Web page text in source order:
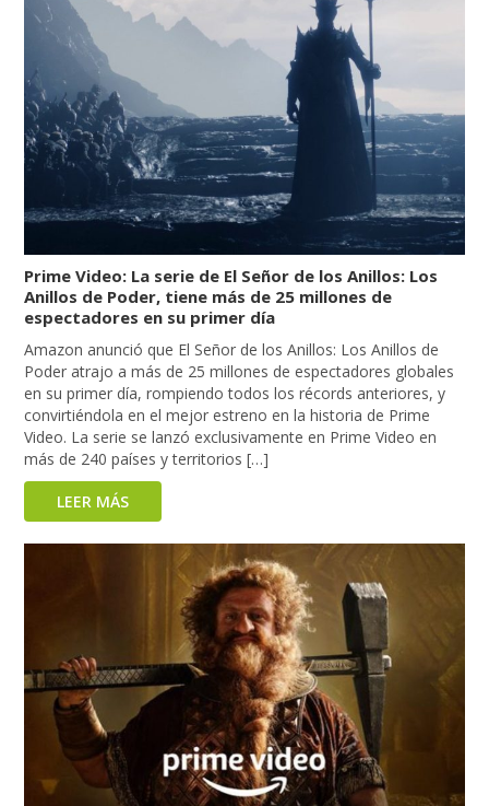
Prime Video: La serie de El Señor de los Anillos: Los
Anillos de Poder, tiene más de 25 millones de
espectadores en su primer día
Amazon anunció que El Señor de los Anillos: Los Anillos de
Poder atrajo a más de 25 millones de espectadores globales
en su primer día, rompiendo todos los récords anteriores, y
convirtiéndola en el mejor estreno en la historia de Prime
Video. La serie se lanzó exclusivamente en Prime Video en
más de 240 países y territorios […]
LEER MÁS